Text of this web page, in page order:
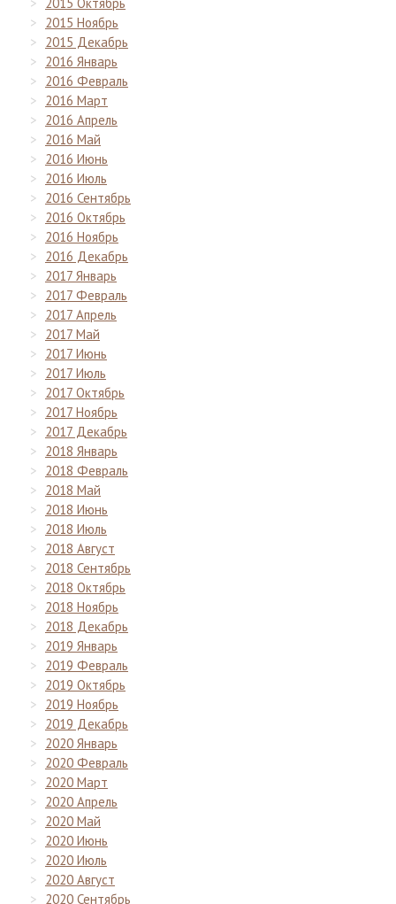
2015 Ноябрь
2015 Декабрь
2016 Январь
2016 Февраль
2016 Март
2016 Апрель
2016 Май
2016 Июнь
2016 Июль
2016 Сентябрь
2016 Октябрь
2016 Ноябрь
2016 Декабрь
2017 Январь
2017 Февраль
2017 Апрель
2017 Май
2017 Июнь
2017 Июль
2017 Октябрь
2017 Ноябрь
2017 Декабрь
2018 Январь
2018 Февраль
2018 Май
2018 Июнь
2018 Июль
2018 Август
2018 Сентябрь
2018 Октябрь
2018 Ноябрь
2018 Декабрь
2019 Январь
2019 Февраль
2019 Октябрь
2019 Ноябрь
2019 Декабрь
2020 Январь
2020 Февраль
2020 Март
2020 Апрель
2020 Май
2020 Июнь
2020 Июль
2020 Август
2020 Сентябрь